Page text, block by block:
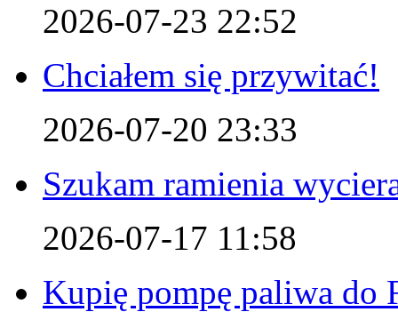
2026-07-23 22:52
Chciałem się przywitać!
2026-07-20 23:33
Szukam ramienia
2026-07-17 11:58
Kupię pompę paliwa do